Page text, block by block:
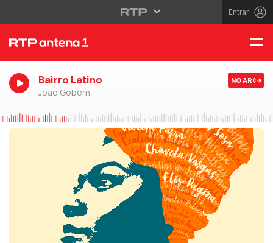
Entrar
Bairro Latino
João Gobern
NO AR